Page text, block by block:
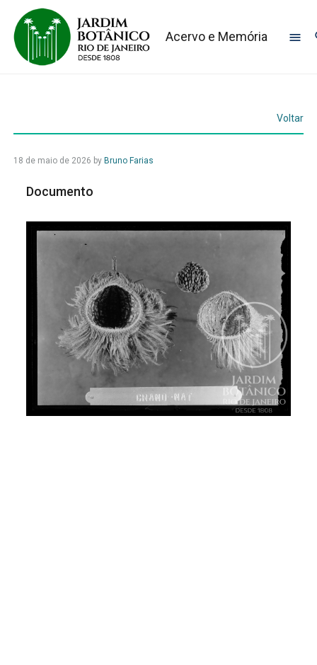
Acervo e Memória
Voltar
18 de maio de 2026 by Bruno Farias
Documento